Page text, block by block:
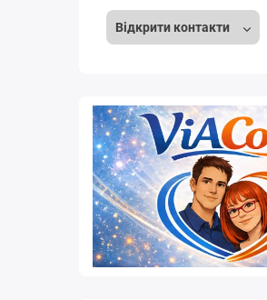
Відкрити контакти